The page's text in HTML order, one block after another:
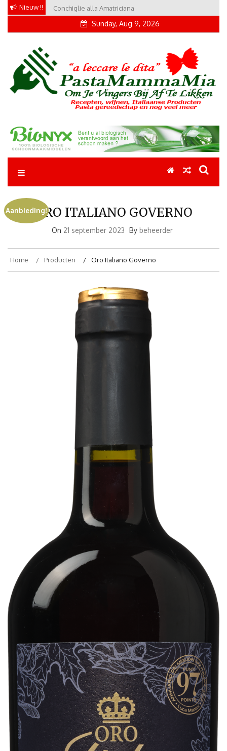
Skip
content
Nieuw !! Conchiglie alla Amatriciana
Tortellini con Proscuitto
Sunday, Aug 9, 2026
Pastamammamia
Pastarecepten om je vingers bij af te likken
ORO ITALIANO GOVERNO
On 21 september 2023 By beheerder
Home Producten Oro Italiano Governo
Aanbieding!